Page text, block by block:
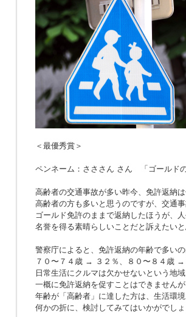
＜最優秀賞＞
ペンネーム：さささん さん 「ゴール
高齢者の交通事故が多い昨今、免許返納
高齢者の方も多いと思うのですが、交通
ゴールド免許のままで返納したほうが、
名誉を得る素晴らしいことだと訴えたいと
警察庁によると、免許返納の年齢で多い
７０〜７４歳 → ３２％、８０〜８４歳
日常生活にクルマは欠かせないという地域
一概に免許返納を促すことはできませんが
年齢が「高齢者」に達した方は、生活環境
何かの折に、検討してみてはいかがでしょ